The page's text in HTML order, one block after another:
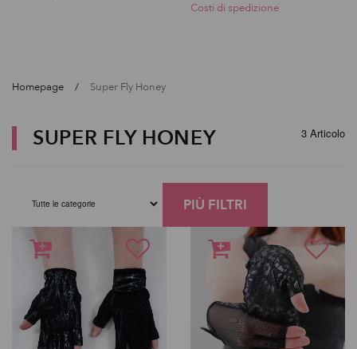
Costi di spedizione
Homepage Super Fly Honey
SUPER FLY HONEY 3 Articolo
PIÙ FILTRI